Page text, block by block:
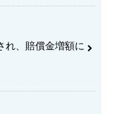
れ、賠償金増額に